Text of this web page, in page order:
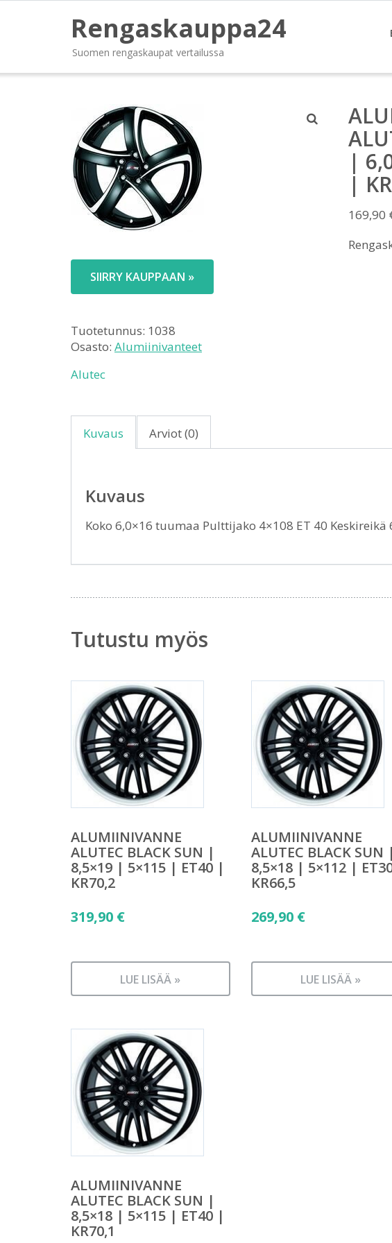
Rengaskauppa24
Suomen rengaskaupat vertailussa
|
|
169,90
SIIRRY KAUPPAAN »
Tuotetunnus: 1038
Osasto: Alumiinivanteet
Alutec
Kuvaus Arviot (0)
Kuvaus
Koko 6,0×16 tuumaa Pulttijako 4×108 ET 40
Tutustu myös
ALUMIINIVANNE
ALUTEC BLACK SUN |
8,5×19 | 5×115 | ET40 |
KR70,2
319,90 €
LUE LISÄÄ »
ALUMIINIVANNE
ALUTEC BLACK SUN |
8,5×18 | 5×112 |
KR66,5
269,90 €
LUE LISÄÄ »
ALUMIINIVANNE
ALUTEC BLACK SUN |
8,5×18 | 5×115 | ET40 |
KR70,1